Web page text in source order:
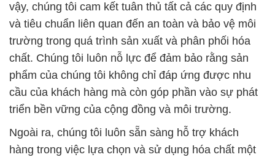
vậy, chúng tôi cam kết tuân thủ tất cả các quy định
và tiêu chuẩn liên quan đến an toàn và bảo vệ môi
trường trong quá trình sản xuất và phân phối hóa
chất. Chúng tôi luôn nỗ lực để đảm bảo rằng sản
phẩm của chúng tôi không chỉ đáp ứng được nhu
cầu của khách hàng mà còn góp phần vào sự phát
triển bền vững của cộng đồng và môi trường.
Ngoài ra, chúng tôi luôn sẵn sàng hỗ trợ khách
hàng trong việc lựa chọn và sử dụng hóa chất một